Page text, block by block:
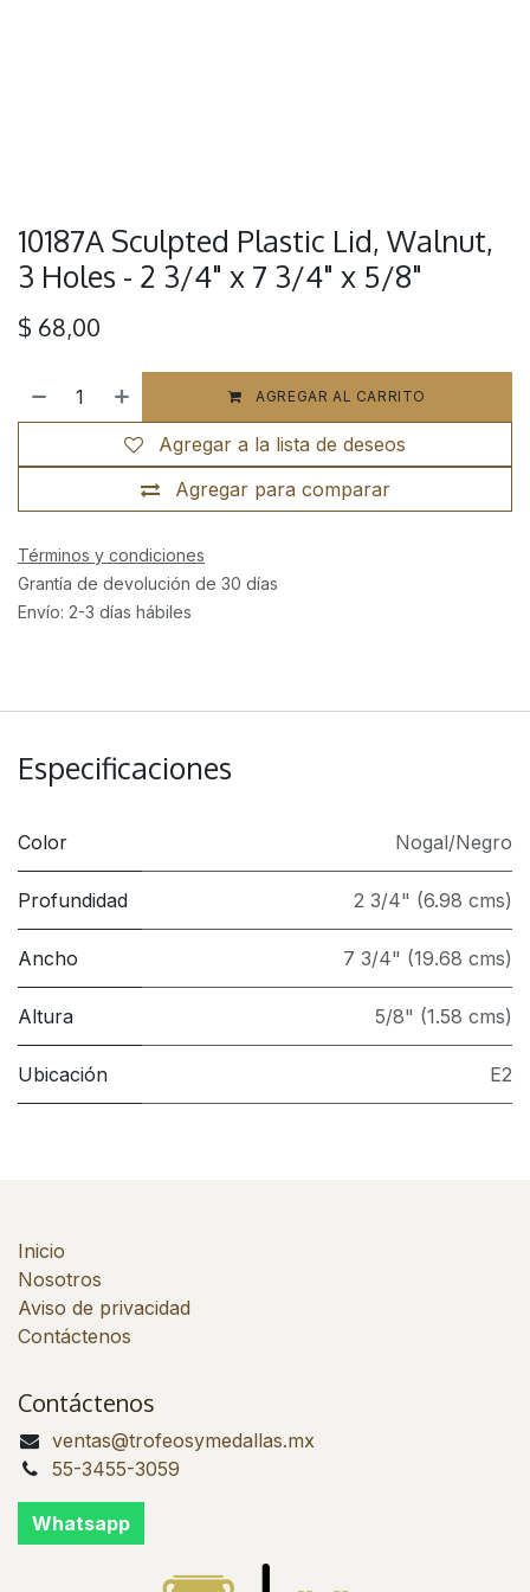
10187A Sculpted Plastic Lid, Walnut,
3 Holes - 2 3/4" x 7 3/4" x 5/8"
$ 68,00
AGREGAR AL CARRITO
Agregar para comparar
Agregar a la lista de deseos
Términos y condiciones
Grantía de devolución de 30 días
Envío: 2-3 días hábiles
Especificaciones
Color Nogal/Negro
Profundidad 2 3/4" (6.98 cms)
Ancho 7 3/4" (19.68 cms)
Altura 5/8" (1.58 cms)
Ubicación E2
Inicio
Nosotros
Aviso de privacidad
Contáctenos
Contáctenos
ventas@trofeosymedallas.mx
55-3455-3059
Whatsapp